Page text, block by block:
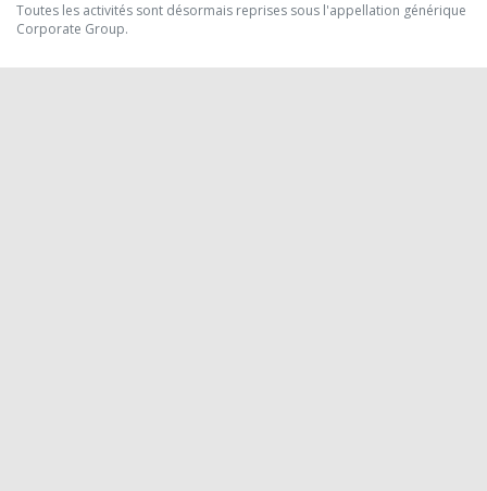
Toutes les activités sont désormais reprises sous l'appellation générique
Corporate Group.